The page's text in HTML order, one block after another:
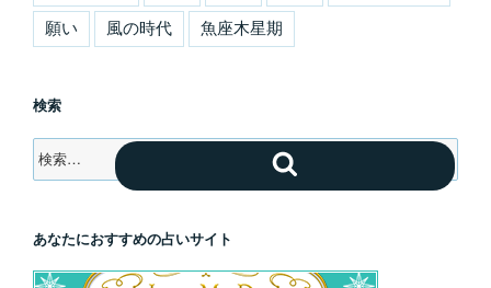
願い 風の時代 魚座木星期
検索
検
索:
索
あなたにおすすめの占いサイト